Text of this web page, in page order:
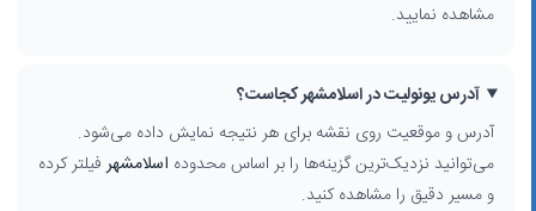
مشاهده نمایید.
آدرس یونولیت در اسلامشهر کجاست؟
آدرس و موقعیت روی نقشه برای هر نتیجه نمایش داده می‌شود.
می‌توانید نزدیک‌ترین گزینه‌ها را بر اساس محدوده اسلامشهرفیلتر کرده
و مسیر دقیق را مشاهده کنید.